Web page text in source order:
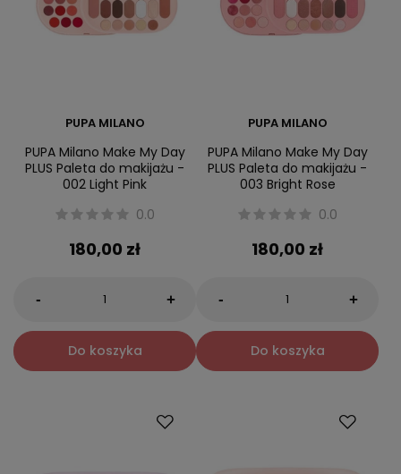
PUPA MILANO
PUPA Milano Make My Day
PLUS Paleta do makijażu -
002 Light Pink
0.0
180,00 zł
- +
Do koszyka
PUPA MILANO
PUPA Milano Make My Day
PLUS Paleta do makijażu -
003 Bright Rose
0.0
180,00 zł
- +
Do koszyka